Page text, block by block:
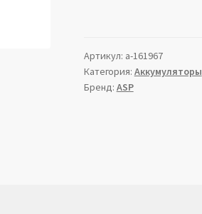
Артикул: a-161967
Категория: Аккумуляторы
Бренд: ASP